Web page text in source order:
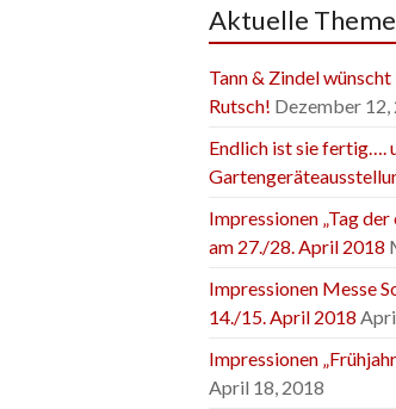
Aktuelle
Tann & Zindel
Rutsch! Dezember 12,
Endlich ist sie fertig….
Impressionen „Tag
am 27./28. April 2018
Impressionen Messe
14./15. April 2018
Impressionen
April 18, 2018